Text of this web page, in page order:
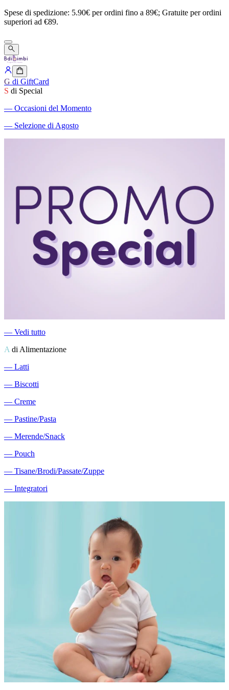
Spese di spedizione: 5.90€ perordini fino a 89€; Gratuite perordini
superiori ad €89.
G di GiftCard
S di Special
― Occasioni del Momento
― Selezione di Agosto
― Vedi tutto
A di Alimentazione
― Latti
― Biscotti
― Creme
― Pastine/Pasta
― Merende/Snack
― Pouch
― Tisane/Brodi/Passate/Zuppe
― Integratori